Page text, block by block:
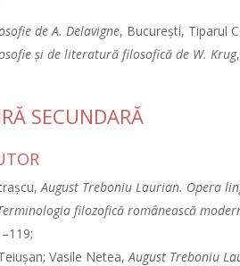
de A. Delavigne, Bucureşti, Tiparul
şi de literatură filosofică de W. Krug
SECUNDARĂ
August Treboniu Laurian. Opera
filozofică românească
Vasile Netea,August Treboniu